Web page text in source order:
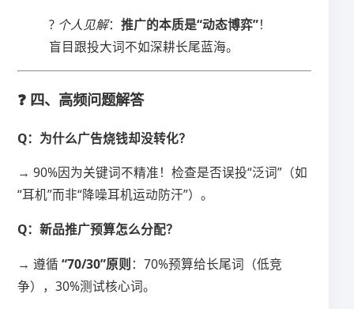
? 个人见解：​​推广的本质是“动态博弈”​​！
盲目跟投大词不如深耕长尾蓝海。
❓ 四、高频问题解答
​Q：为什么广告烧钱却没转化？​
→ 90%因为关键词不精准！检查是否误投“泛词”（如
“耳机”而非“降噪耳机运动防汗”）。
​Q：新品推广预算怎么分配？​
→ 遵循 ​​“70/30”原则​ ​：70%预算给长尾词（低竞
争），30%测试核心词。